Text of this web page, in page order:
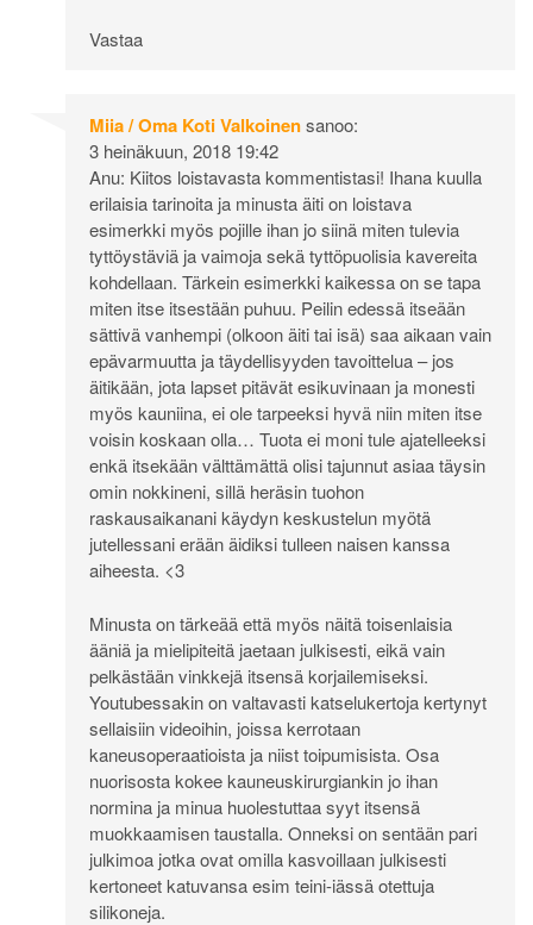
Vastaa
Miia / Oma Koti Valkoinensanoo:
3 heinäkuun, 2018 19:42
Anu: Kiitos loistavasta kommentistasi! Ihana kuulla
erilaisia tarinoita ja minusta äiti on loistava
esimerkki myös pojille ihan jo siinä miten tulevia
tyttöystäviä ja vaimoja sekä tyttöpuolisia kavereita
kohdellaan. Tärkein esimerkki kaikessa on se tapa
miten itse itsestään puhuu. Peilin edessä itseään
sättivä vanhempi (olkoon äiti tai isä) saa aikaan vain
epävarmuutta ja täydellisyyden tavoittelua – jos
äitikään, jota lapset pitävät esikuvinaan ja monesti
myös kauniina, ei ole tarpeeksi hyvä niin miten itse
voisin koskaan olla… Tuota ei moni tule ajatelleeksi
enkä itsekään välttämättä olisi tajunnut asiaa täysin
omin nokkineni, sillä heräsin tuohon
raskausaikanani käydyn keskustelun myötä
jutellessani erään äidiksi tulleen naisen kanssa
aiheesta. <3
Minusta on tärkeää että myös näitä toisenlaisia
ääniä ja mielipiteitä jaetaan julkisesti, eikä vain
pelkästään vinkkejä itsensä korjailemiseksi.
Youtubessakin on valtavasti katselukertoja kertynyt
sellaisiin videoihin, joissa kerrotaan
kaneusoperaatioista ja niist toipumisista. Osa
nuorisosta kokee kauneuskirurgiankin jo ihan
normina ja minua huolestuttaa syyt itsensä
muokkaamisen taustalla. Onneksi on sentään pari
julkimoa jotka ovat omilla kasvoillaan julkisesti
kertoneet katuvansa esim teini-iässä otettuja
silikoneja.